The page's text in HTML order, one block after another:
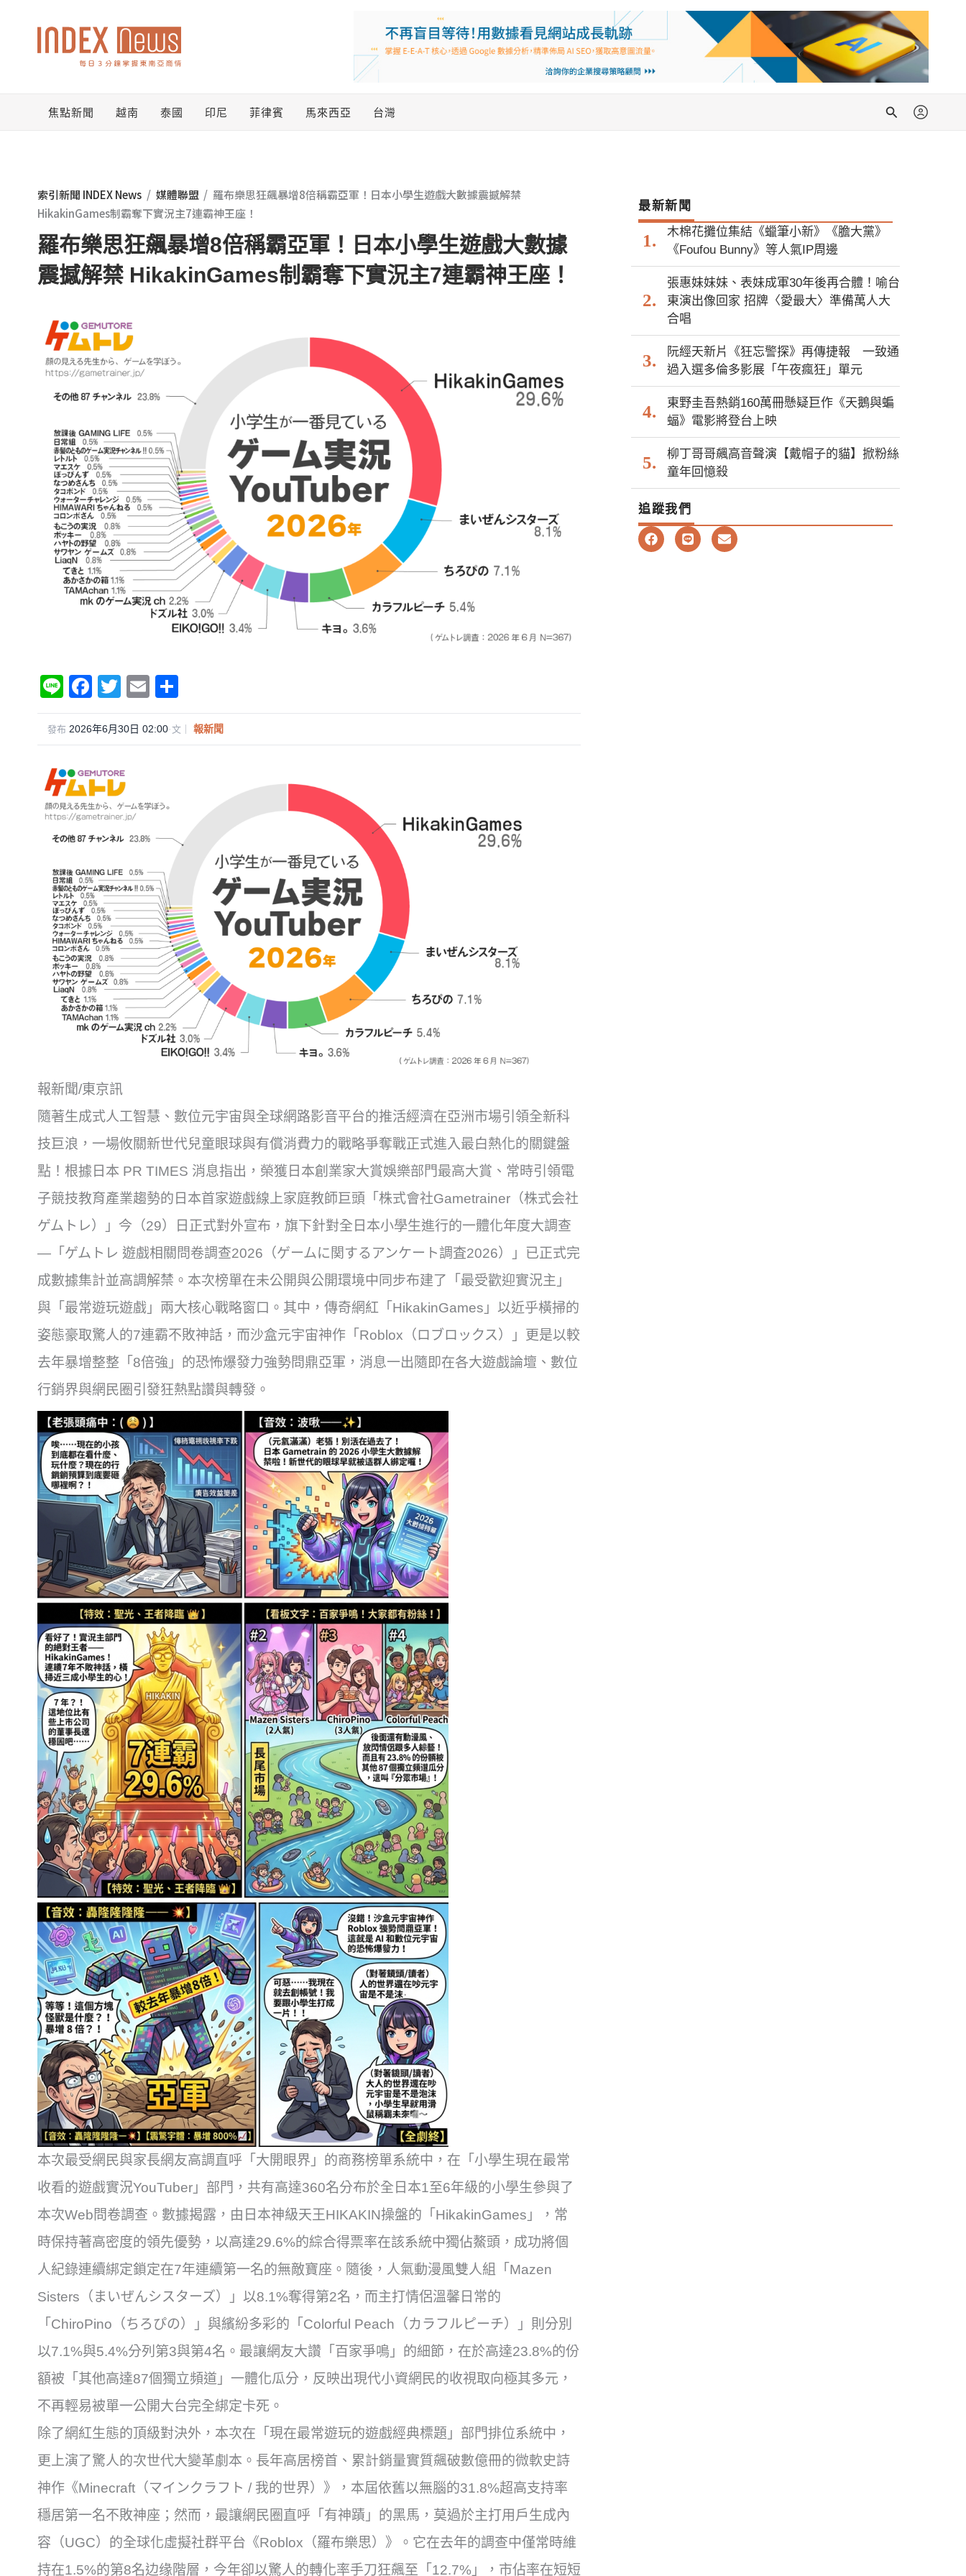
焦點新聞 越南 泰國 印尼 菲律賓 馬來西亞 台灣
搜
索引新聞 INDEX News / 媒體聯盟 / 羅布樂思狂飆暴增8倍稱霸亞軍！日本小學生遊戲大數據震撼解禁
HikakinGames制霸奪下實況主7連霸神王座！
羅布樂思狂飆暴增8倍稱霸亞軍！日本小學生遊戲大數據
震撼解禁 HikakinGames制霸奪下實況主7連霸神王座！
Li
n
e
F
a
c
b
o
o
k
T
wi
tt
E
m
ail
享
發布 2026年6月30日 02:00·文｜ 報新聞
報新聞/東京訊
隨著生成式人工智慧、數位元宇宙與全球網路影音平台的推活經濟在亞洲市場引領全新科
技巨浪，一場攸關新世代兒童眼球與有償消費力的戰略爭奪戰正式進入最白熱化的關鍵盤
點！根據日本 PR TIMES 消息指出，榮獲日本創業家大賞娛樂部門最高大賞、常時引領電
子競技教育產業趨勢的日本首家遊戲線上家庭教師巨頭「株式會社Gametrainer（株式会社
ゲムトレ）」今（29）日正式對外宣布，旗下針對全日本小學生進行的一體化年度大調查
—「ゲムトレ 遊戲相關問卷調查2026（ゲームに関するアンケート調査2026）」已正式完
成數據集計並高調解禁。本次榜單在未公開與公開環境中同步布建了「最受歡迎實況主」
與「最常遊玩遊戲」兩大核心戰略窗口。其中，傳奇網紅「HikakinGames」以近乎橫掃的
姿態豪取驚人的7連霸不敗神話，而沙盒元宇宙神作「Roblox（ロブロックス）」更是以較
去年暴增整整「8倍強」的恐怖爆發力強勢問鼎亞軍，消息一出隨即在各大遊戲論壇、數位
行銷界與網民圈引發狂熱點讚與轉發。
本次最受網民與家長網友高調直呼「大開眼界」的商務榜單系統中，在「小學生現在最常
收看的遊戲實況YouTuber」部門，共有高達360名分布於全日本1至6年級的小學生參與了
本次Web問卷調查。數據揭露，由日本神級天王HIKAKIN操盤的「HikakinGames」，常
時保持著高密度的領先優勢，以高達29.6%的綜合得票率在該系統中獨佔鰲頭，成功將個
人紀錄連續綁定鎖定在7年連續第一名的無敵寶座。隨後，人氣動漫風雙人組「Mazen
Sisters（まいぜんシスターズ）」以8.1%奪得第2名，而主打情侶溫馨日常的
「ChiroPino（ちろぴの）」與繽紛多彩的「Colorful Peach（カラフルピーチ）」則分別
以7.1%與5.4%分列第3與第4名。最讓網友大讚「百家爭鳴」的細節，在於高達23.8%的份
額被「其他高達87個獨立頻道」一體化瓜分，反映出現代小資網民的收視取向極其多元，
不再輕易被單一公開大台完全綁定卡死。
除了網紅生態的頂級對決外，本次在「現在最常遊玩的遊戲經典標題」部門排位系統中，
更上演了驚人的次世代大變革劇本。長年高居榜首、累計銷量實質飆破數億冊的微軟史詩
神作《Minecraft（マインクラフト / 我的世界）》，本屆依舊以無腦的31.8%超高支持率
穩居第一名不敗神座；然而，最讓網民圈直呼「有神蹟」的黑馬，莫過於主打用戶生成內
容（UGC）的全球化虛擬社群平台《Roblox（羅布樂思）》。它在去年的調查中僅常時維
持在1.5%的第8名边缘階層，今年卻以驚人的轉化率手刀狂飆至「12.7%」，市佔率在短短
最新新聞
木棉花攤位集結《蠟筆小新》《膽大黨》
《Foufou Bunny》等人氣IP周邊
張惠妹妹妹、表妹成軍30年後再合體！喻台
東演出像回家 招牌〈愛最大〉準備萬人大
合唱
阮經天新片《狂忘警探》再傳捷報 一致通
過入選多倫多影展「午夜瘋狂」單元
東野圭吾熱銷160萬冊懸疑巨作《天鵝與蝙
蝠》電影將登台上映
柳丁哥哥飆高音聲演【戴帽子的貓】掀粉絲
童年回憶殺
追蹤我們
F
a
L
i
E
n